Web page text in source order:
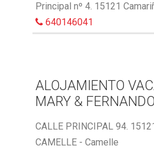
Principal nº 4. 15121
640146041
ALOJAMIENTO
MARY & FERNANDO
CALLE PRINCIPAL 94.
CAMELLE - Camelle